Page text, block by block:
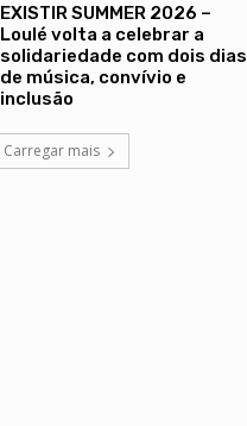
EXISTIR SUMMER 2026 –
Loulé volta a celebrar a
solidariedade com dois dias
de música, convívio e
inclusão
Carregar mais